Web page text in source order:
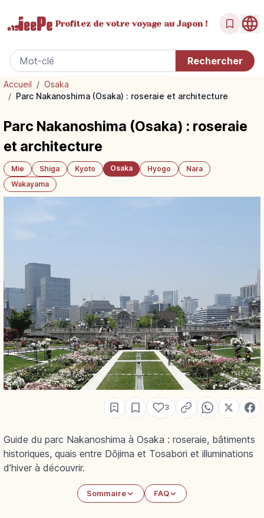
Profitez de votrevoyage au Japon !
Accueil / Osaka
/ Parc Nakanoshima (Osaka) : roseraie et architecture
Parc Nakanoshima (Osaka) : roseraie
et architecture
Mie Shiga Kyoto Osaka Hyogo
Nara
Wakayama
3
Guide du parc Nakanoshima à Osaka : roseraie, bâtiments
historiques, quais entre Dōjima et Tosabori et illuminations
d’hiver à découvrir.
Sommaire FAQ